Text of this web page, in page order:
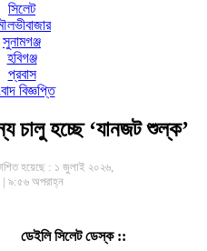
সিলেট
সুনামগঞ্জ
হবিগঞ্জ
প্রবাস
বিজ্ঞপ্তি
চালু হচ্ছে ‘যানজট শুল্ক’
হয়েছে : ১ জুলাই ২০২৬,
৯:৫৬ অপরাহ্ন
ডেইলি সিলেট ডেস্ক ::